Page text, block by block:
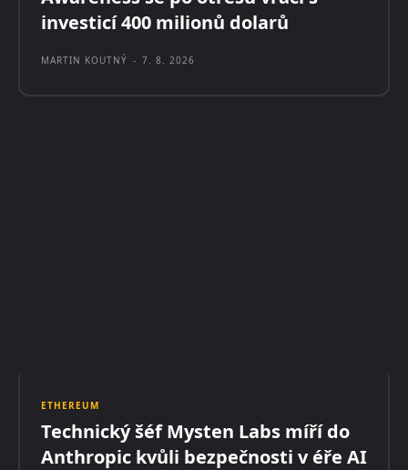
investicí 400 milionů dolarů
MARTIN KOUTNÝ - 7. 8. 2026
ETHEREUM
Technický šéf Mysten Labs míří do
Anthropic kvůli bezpečnosti v éře AI